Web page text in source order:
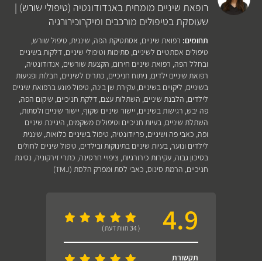
רופאת שיניים מומחית באנדודונטיה (טיפולי שורש) |
שעוסקת בטיפולים מורכבים ומיקרוכירורגיה
תחומים: רפואת שיניים, אסתטיקת הפה, שיננית, טיפול שורש,
טיפולים אסתטיים לשיניים, סתימות וטיפולי שיניים, דלקות בשיניים
ובחלל הפה, רפואת שיניים חירום, הקצעת שורשים, אנדודונטיה,
רפואת שיניים ילדים, ניתוח חניכיים, כתרים לשיניים, חבלות ופגיעות
בשיניים, ליקויים בשיניים, עקירת שן בינה, טיפול מונע ברפואת שיניים
לילדים, הלבנת שיניים, השתלות עצם, דלקת חניכיים, שיקום הפה,
פה יבש, רגישות בשיניים, יישור שיניים שקוף, יישור שיניים ולסתות,
השתלת שיניים, בעיות חניכיים וטיפולים משקמים, היגיינת שיניים
ופה, כאבי פה ושיניים, פריודונטיה, טיפול בשיניים כלואות, שיננית
לילדים ונוער, בעיות שיניים בתינוקות ובילדים, טיפול שיניים לחולים
בסיכון גבוה, עקירות כירורגיות, ציפויי חרסינה, כתרי זירקוניה, נסיגת
חניכיים, הרמת סינוס, כאבי לסת ומפרק הלסת (TMJ)
4.9 ( 34 חוות דעת )
תקשורת